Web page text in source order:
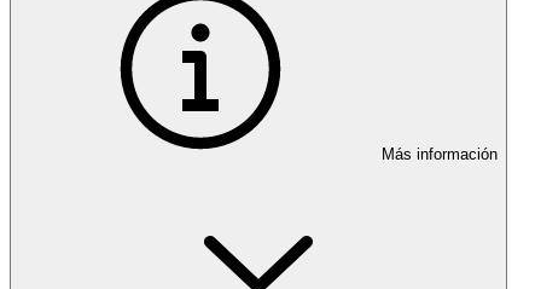
Más información